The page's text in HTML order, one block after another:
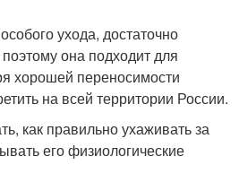
ухода, достаточно
она подходит для
хорошей переносимости
на всей территории России.
как правильно ухаживать за
его физиологические